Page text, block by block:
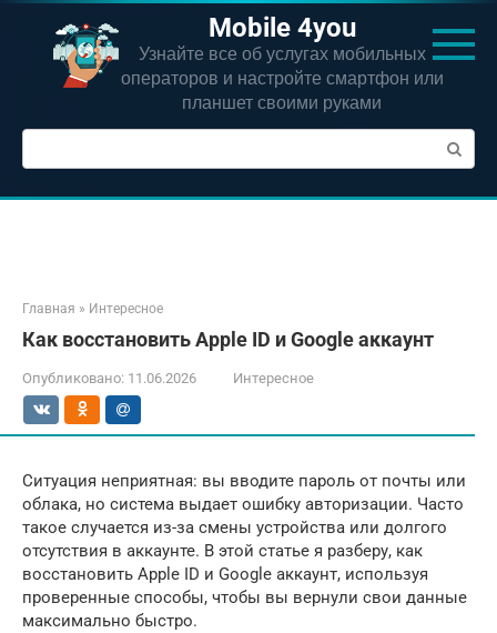
Перейти
контенту
Mobile 4you
Узнайте все об услугах мобильных
операторов и настройте смартфон или
планшет своими руками
Поиск:
Главная » Интересное
Как восстановить Apple ID и Google аккаунт
Опубликовано: 11.06.2026 Интересное
Ситуация неприятная: вы вводите пароль от почты или
облака, но система выдает ошибку авторизации. Часто
такое случается из-за смены устройства или долгого
отсутствия в аккаунте. В этой статье я разберу, как
восстановить Apple ID и Google аккаунт, используя
проверенные способы, чтобы вы вернули свои данные
максимально быстро.